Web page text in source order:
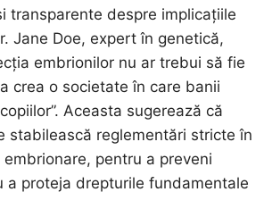
transparente despre implicațiile
Jane Doe, expert în genetică,
embrionilor nu ar trebui să fie
crea o societate în care banii
Aceasta sugerează că
stabilească reglementări stricte în
pentru a preveni
a proteja drepturile fundamentale